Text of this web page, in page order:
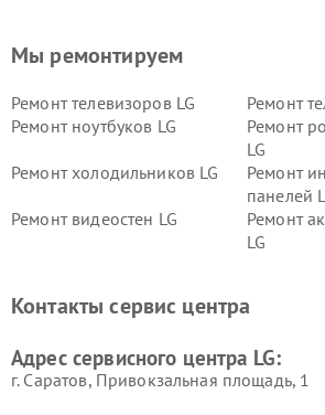
Мы ремонтируем
Ремонт телевизоров LG
Ремонт
Ремонт ноутбуков LG
Ремонт
LG
Ремонт холодильников LG
Ремонт
панелей
Ремонт видеостен LG
Ремонт
LG
Ремонт морозильных камер
Ремонт
Контакты сервис центра
Адрес сервисного центра LG:
г. Саратов, Привокзальная площадь, 1